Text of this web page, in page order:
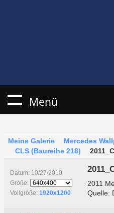
Menü
Meine Galerie Mercedes
CLS (Baureihe 218)
Datum: 10/27/2010
Größe:
Vollgröße: 1920x1200
2011
Quelle: